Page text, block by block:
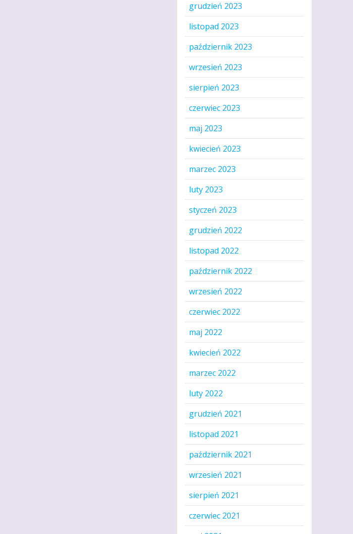
grudzień 2023
listopad 2023
październik 2023
wrzesień 2023
sierpień 2023
czerwiec 2023
maj 2023
kwiecień 2023
marzec 2023
luty 2023
styczeń 2023
grudzień 2022
listopad 2022
październik 2022
wrzesień 2022
czerwiec 2022
maj 2022
kwiecień 2022
marzec 2022
luty 2022
grudzień 2021
listopad 2021
październik 2021
wrzesień 2021
sierpień 2021
czerwiec 2021